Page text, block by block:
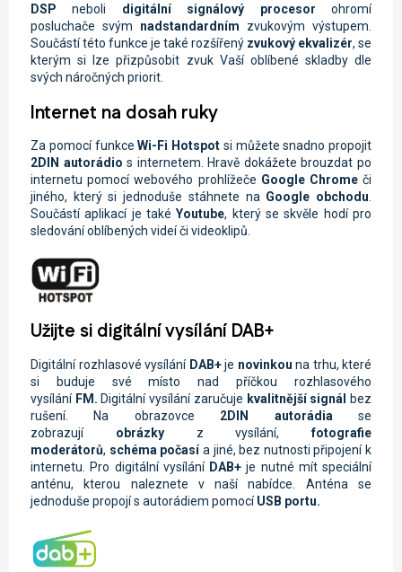
DSP neboli digitální signálový procesorohromí
posluchače svým nadstandardním zvukovým výstupem.
Součástí této funkce je také rozšířený zvukový ekvalizér, se
kterým si lze přizpůsobit zvuk Vaší oblíbené skladby dle
svých náročných priorit.
Internet na dosah ruky
Za pomocí funkceWi-Fi Hotspot si můžete snadno propojit
2DIN autorádio s internetem. Hravě dokážete brouzdat po
internetu pomocí webového prohlížeče Google Chromeči
jiného, který si jednoduše stáhnete na Google obchodu.
Součástí aplikací je takéYoutube, který se skvěle hodí pro
sledování oblíbených videí či videoklipů.
Užijte si digitální vysílání DAB+
Digitální rozhlasové vysílání DAB+je novinkou na trhu, které
si buduje své místo nad příčkou rozhlasového
vysílání FM. Digitální vysílání zaručuje kvalitnější signál
bez
rušení. Na obrazovce 2DIN autorádia se
zobrazují obrázkyz vysílání,fotografie
moderátorů, schéma počasía jiné, bez nutnosti připojení k
internetu. Pro digitální vysílání DAB+ je nutné mít speciální
anténu, kterou naleznete v naší nabídce. Anténa se
jednoduše propojí s autorádiem pomocíUSB portu.